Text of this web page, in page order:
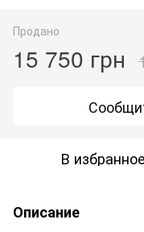
Продано
15 750 грн
В избранное
Описание